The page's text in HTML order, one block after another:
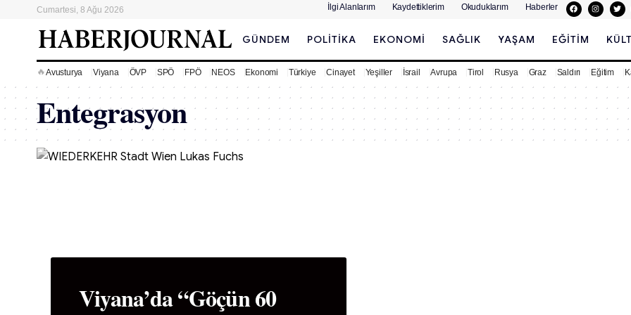
Cumartesi, 8 Ağu 2026 İlgi Alanlarım Kaydettiklerim Okuduklarım Haberler
GÜNDEM POLITIKA EKONOMI SAĞLIK YAŞAM EĞITIM
🔥Avusturya Viyana ÖVP SPÖ FPÖ NEOS Ekonomi Türkiye Cinayet Yeşiller İsrail Avrupa Tirol Rusya Graz Saldırı Eğitim
Entegrasyon
Viyana’da “Göçün 60